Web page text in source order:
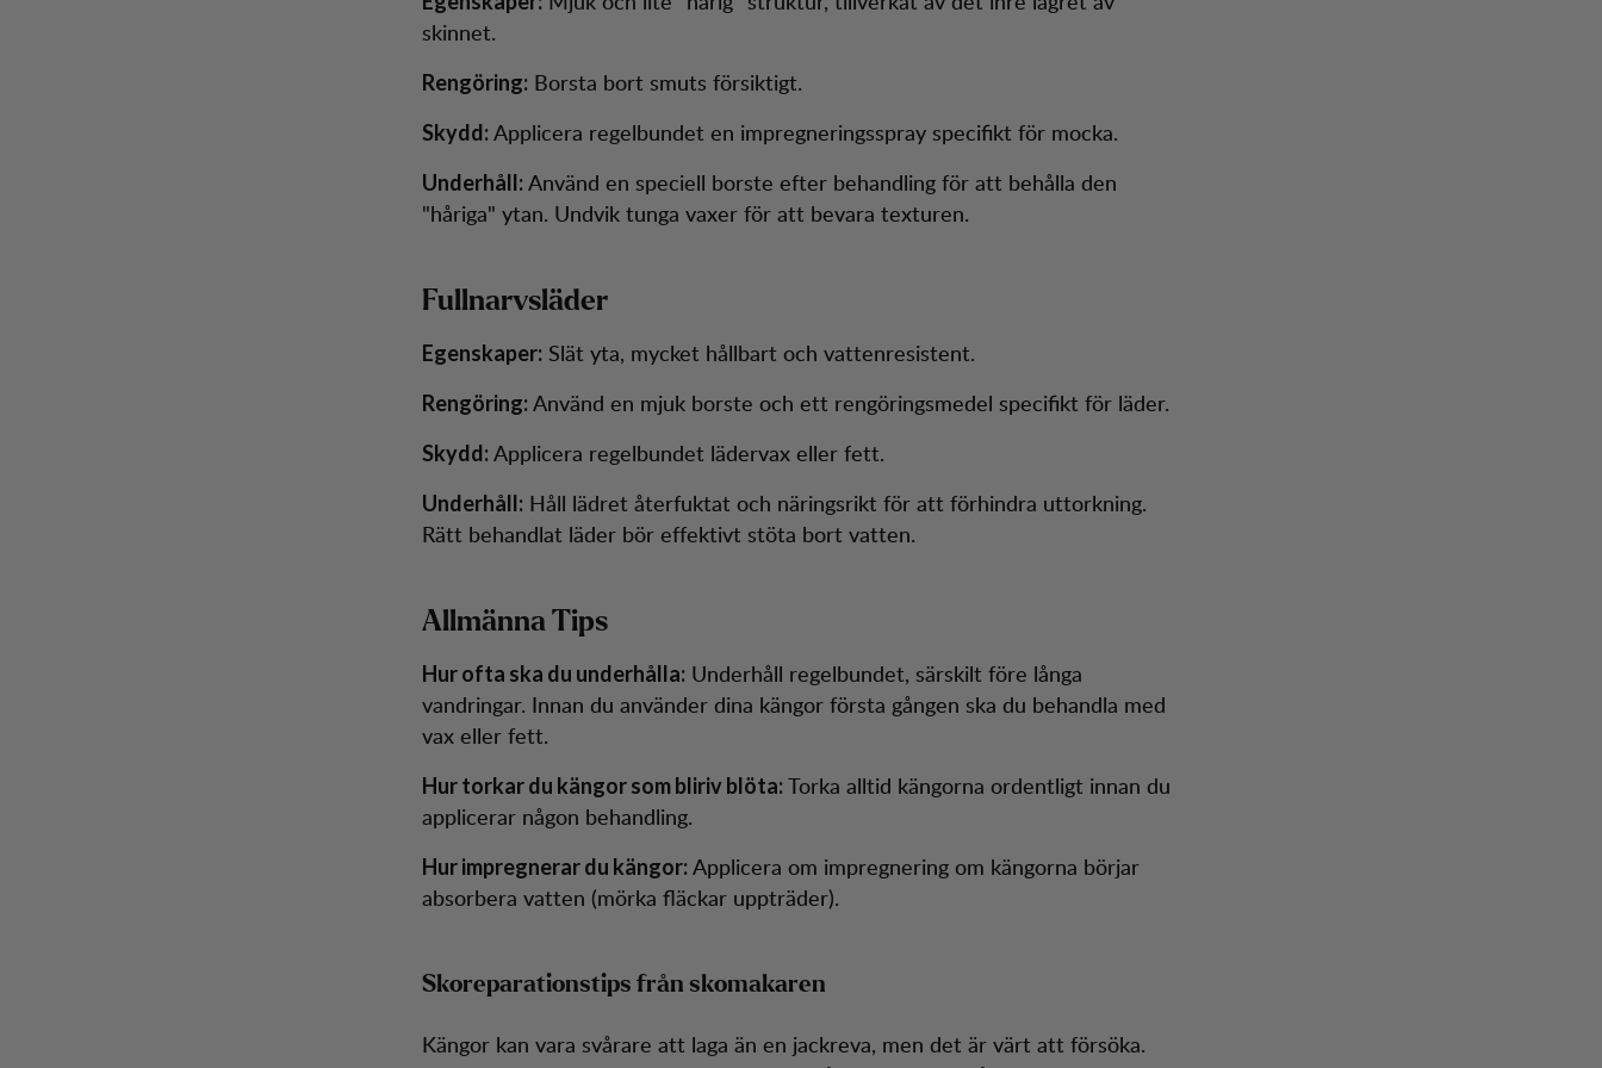
skinnet.
Rengöring: Borsta bort smuts försiktigt.
Skydd:Applicera regelbundet en impregneringsspray specifikt för mocka.
Underhåll:Använd en speciell borste efter behandling för att behålla den
"håriga" ytan. Undvik tunga vaxer för att bevara texturen.
Fullnarvsläder
Egenskaper: Slät yta, mycket hållbart och vattenresistent.
Rengöring:Använd en mjuk borste och ett rengöringsmedel specifikt för läder.
Skydd:Applicera regelbundet lädervax eller fett.
Underhåll: Håll lädret återfuktat och näringsrikt för att förhindra uttorkning.
Rätt behandlat läder bör effektivt stöta bort vatten.
Allmänna Tips
Hur ofta ska du underhålla: Underhåll regelbundet, särskilt före långa
vandringar. Innan du använder dina kängor första gången ska du behandla med
vax eller fett.
Hur torkar du kängor som bliriv blöta:Torka alltid kängorna ordentligt innan du
applicerar någon behandling.
Hur impregnerar du kängor:Applicera om impregnering om kängorna börjar
absorbera vatten (mörka fläckar uppträder).
Skoreparationstips från skomakaren
Kängor kan vara svårare att laga än en jackreva, men det är värt att försöka.